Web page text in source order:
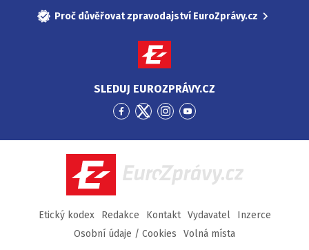
Proč důvěřovat zpravodajství EuroZprávy.cz
SLEDUJ EUROZPRÁVY.CZ
Přejít
Facebook
Přejít
Twitter
Přejít
Instagram
Přejít
YouTube
EuroZprávy.cz
Etický kodex Redakce Kontakt Vydavatel
Inzerce
Osobní údaje / Cookies
Volná místa